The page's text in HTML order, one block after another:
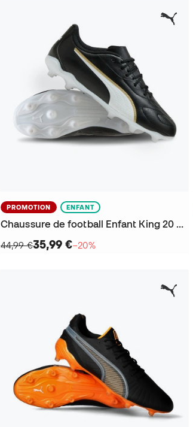
PROMOTION ENFANT
Chaussure de football Enfant King 20 Play FG/AG
44,99 €35,99 €−20%